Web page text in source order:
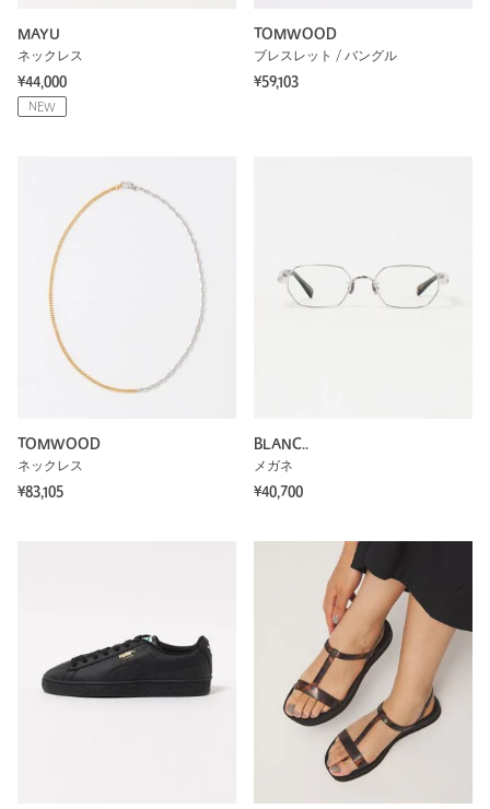
MAYU
ネックレス
¥44,000
NEW
TOMWOOD
ブレスレット / バングル
¥59,103
TOMWOOD
ネックレス
¥83,105
BLANC..
メガネ
¥40,700